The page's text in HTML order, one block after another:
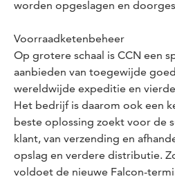
worden opgeslagen en
Voorraadketenbeheer
Op grotere schaal is CCN een
aanbieden van toegewijde
wereldwijde expeditie en
Het bedrijf is daarom ook een
beste oplossing zoekt voor de
klant, van verzending en
opslag en verdere distributie.
voldoet de nieuwe Falcon-